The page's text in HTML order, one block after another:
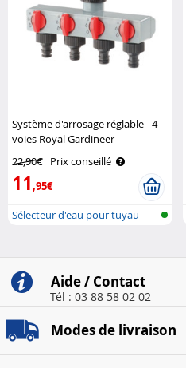
Système d'arrosage réglable - 4
voies Royal Gardineer
22,90€ Prix conseillé
11 ,95€
Sélecteur d'eau pour tuyau
Aide / Contact
Tél : 03 88 58 02 02
Modes de livraison